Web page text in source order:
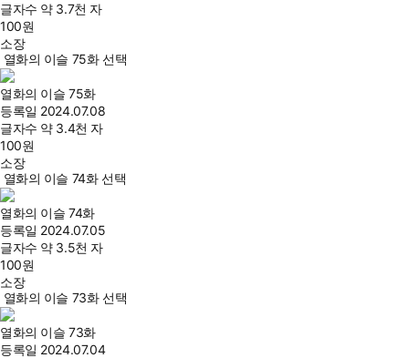
글자수 약 3.7천 자
100원
소장
열화의 이슬 75화 선택
열화의 이슬 75화
등록일 2024.07.08
글자수 약 3.4천 자
100원
소장
열화의 이슬 74화 선택
열화의 이슬 74화
등록일 2024.07.05
글자수 약 3.5천 자
100원
소장
열화의 이슬 73화 선택
열화의 이슬 73화
등록일 2024.07.04